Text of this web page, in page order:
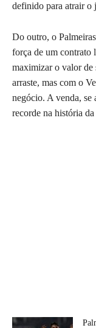
definido para atrair o
Do outro, o
força de um contrato
maximizar o valor de
arraste, mas com o
negócio. A venda, se
recorde na história